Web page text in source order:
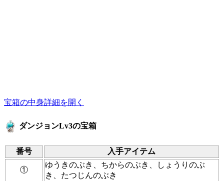
宝箱の中身詳細を開く
ダンジョンLv3の宝箱
番号 入手アイテム
①
ゆうきのぶき、ちからのぶき、しょうりのぶ
き、たつじんのぶき